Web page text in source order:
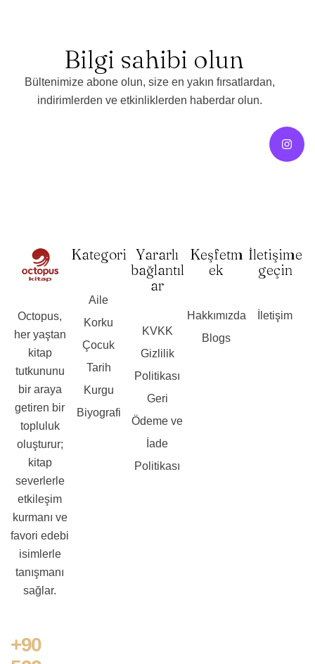
Bilgi sahibi olun
Bültenimize abone olun, size en yakın fırsatlardan,
indirimlerden ve etkinliklerden haberdar olun.
Octopus,
her yaştan
kitap
tutkununu
bir araya
getiren bir
topluluk
oluşturur;
kitap
severlerle
etkileşim
kurmanı ve
favori edebi
isimlerle
tanışmanı
sağlar.
+90
Kategori
Aile
Korku
Çocuk
Tarih
Kurgu
Biyografi
Yararlı
bağlantıl
ar
KVKK
Gizlilik
Politikası
Geri
Ödeme ve
İade
Politikası
Keşfetm
ek
Hakkımızda
Blogs
İletişime
geçin
İletişim